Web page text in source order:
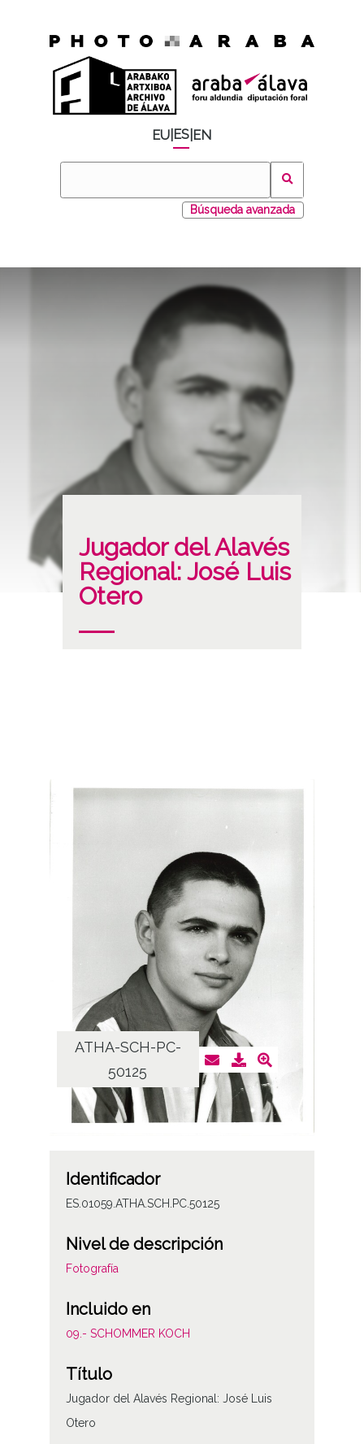
EU ES EN
Búsqueda avanzada
Jugador del Alavés
Regional: José Luis
Otero
ATHA-SCH-PC-
50125
Identificador
ES.01059.ATHA.SCH.PC.50125
Nivel de descripción
Fotografía
Incluido en
09.- SCHOMMER KOCH
Título
Jugador del Alavés Regional: José Luis
Otero